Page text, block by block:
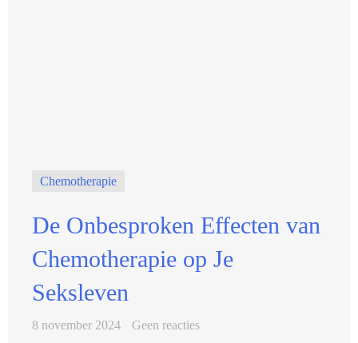
Chemotherapie
De Onbesproken Effecten van
Chemotherapie op Je
Seksleven
8 november 2024 Geen reacties